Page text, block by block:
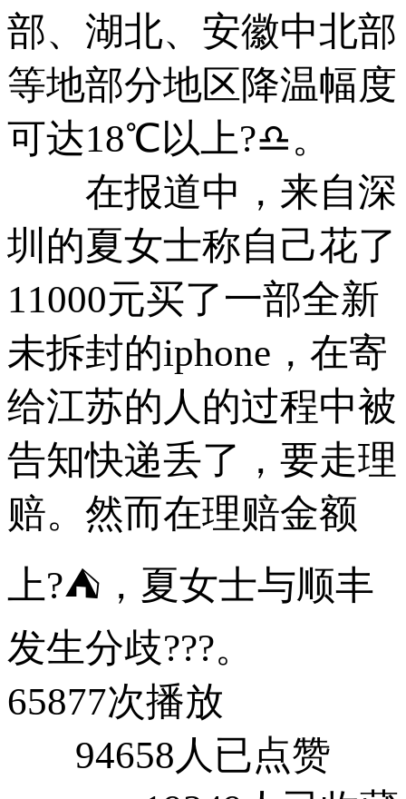
部、湖北、安徽中北部
等地部分地区降温幅度
可达18℃以上?♎。
在报道中，来自深
圳的夏女士称自己花了
11000元买了一部全新
未拆封的iphone，在寄
给江苏的人的过程中被
告知快递丢了，要走理
赔。然而在理赔金额
上?⛺，夏女士与顺丰
发生分歧???。
65877次播放
94658人已点赞